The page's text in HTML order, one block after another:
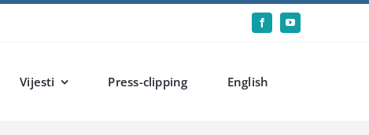
Vijesti Press-clipping English